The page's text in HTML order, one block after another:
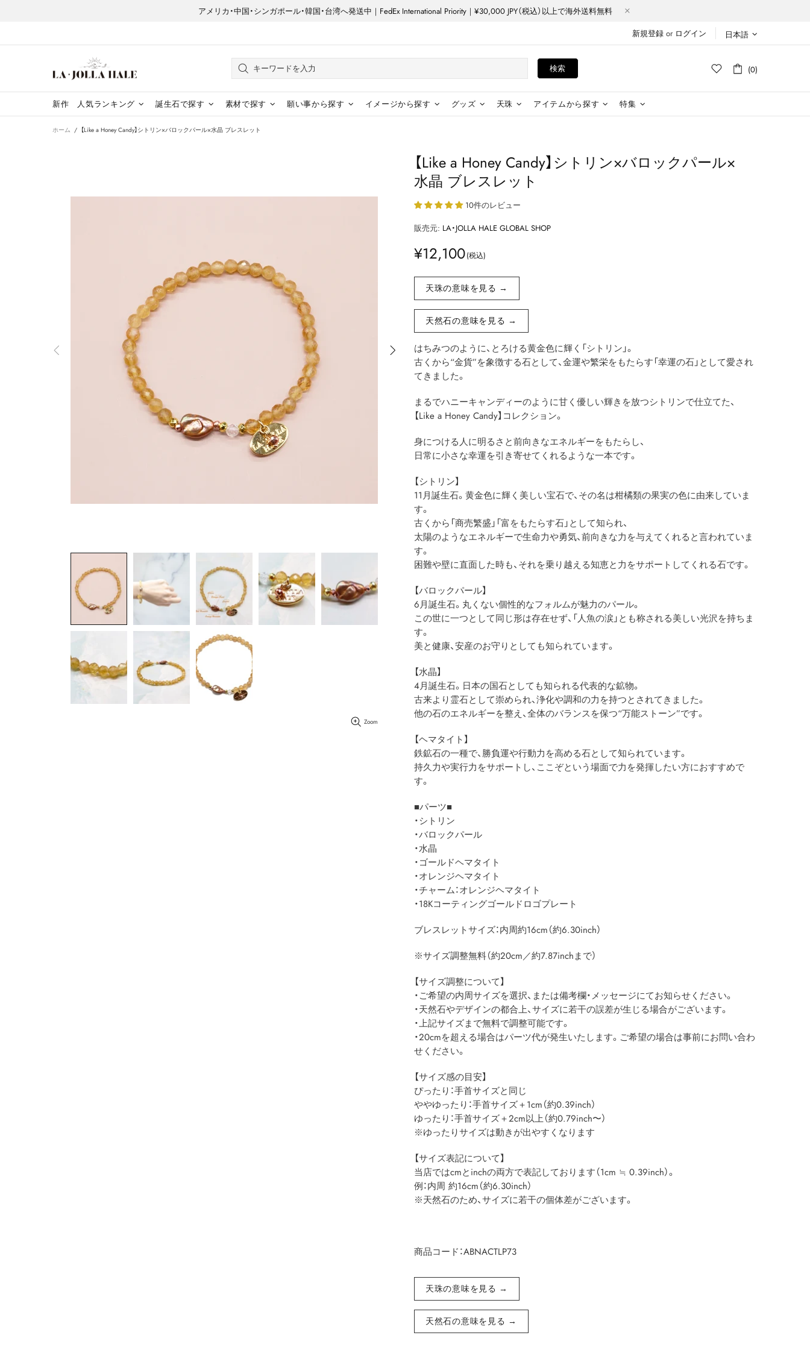
アメリカ・中国・シンガポール・韓国・台湾へ発送中｜FedEx International Priority｜¥30,000 JPY（税込）以上で海外送料無料
新規登録 or ログイン 日本語
検索 (0)
新作 人気ランキング 誕生石で探す 素材で探す 願い事から探す イメージから探す グッズ 天珠 アイテムから探す 特集
ホーム 【Like a Honey Candy】シトリン×バロックパール×水晶 ブレスレット
Zoom
【Like a Honey Candy】シトリン×バロックパール×
水晶 ​ブレスレット
10件のレビュー
販売元: LA・JOLLA HALE GLOBAL SHOP
¥12,100
天珠の意味を見る →
天然石の意味を見る →
はちみつのように、とろける黄金色に輝く「シトリン」。
古くから“金貨”を象徴する石として、金運や繁栄をもたらす「幸運の石」として愛され
てきました。
まるでハニーキャンディーのように甘く優しい輝きを放つシトリンで仕立てた、
【Like a Honey Candy】コレクション。
身につける人に明るさと前向きなエネルギーをもたらし、
日常に小さな幸運を引き寄せてくれるような一本です。
【シトリン】
11月誕生石。黄金色に輝く美しい宝石で、その名は柑橘類の果実の色に由来していま
す。
古くから「商売繁盛」「富をもたらす石」として知られ、
太陽のようなエネルギーで生命力や勇気、前向きな力を与えてくれると言われていま
す。
困難や壁に直面した時も、それを乗り越える知恵と力をサポートしてくれる石です。
【バロックパール】
6月誕生石。丸くない個性的なフォルムが魅力のパール。
この世に一つとして同じ形は存在せず、「人魚の涙」とも称される美しい光沢を持ちま
す。
美と健康、安産のお守りとしても知られています。
【水晶】
4月誕生石。日本の国石としても知られる代表的な鉱物。
古来より霊石として崇められ、浄化や調和の力を持つとされてきました。
他の石のエネルギーを整え、全体のバランスを保つ“万能ストーン”です。
【ヘマタイト】
鉄鉱石の一種で、勝負運や行動力を高める石として知られています。
持久力や実行力をサポートし、ここぞという場面で力を発揮したい方におすすめで
す。
■パーツ■
・シトリン
・バロックパール
・水晶
・ゴールドヘマタイト
・オレンジヘマタイト
・チャーム：オレンジヘマタイト
・18Kコーティングゴールドロゴプレート
ブレスレットサイズ：内周約16cm（約6.30inch）
※サイズ調整無料（約20cm／約7.87inchまで）
【サイズ調整について】
・ご希望の内周サイズを選択、または備考欄・メッセージにてお知らせください。
・天然石やデザインの都合上、サイズに若干の誤差が生じる場合がございます。
・上記サイズまで無料で調整可能です。
・20cmを超える場合はパーツ代が発生いたします。ご希望の場合は事前にお問い合わ
せください。
【サイズ感の目安】
ぴったり：手首サイズと同じ
ややゆったり：手首サイズ＋1cm（約0.39inch）
ゆったり：手首サイズ＋2cm以上（約0.79inch〜）
※ゆったりサイズは動きが出やすくなります
【サイズ表記について】
当店ではcmとinchの両方で表記しております（1cm ≒ 0.39inch）。
例：内周 約16cm（約6.30inch）
※天然石のため、サイズに若干の個体差がございます。
商品コード：ABNACTLP73
天珠の意味を見る →
天然石の意味を見る →